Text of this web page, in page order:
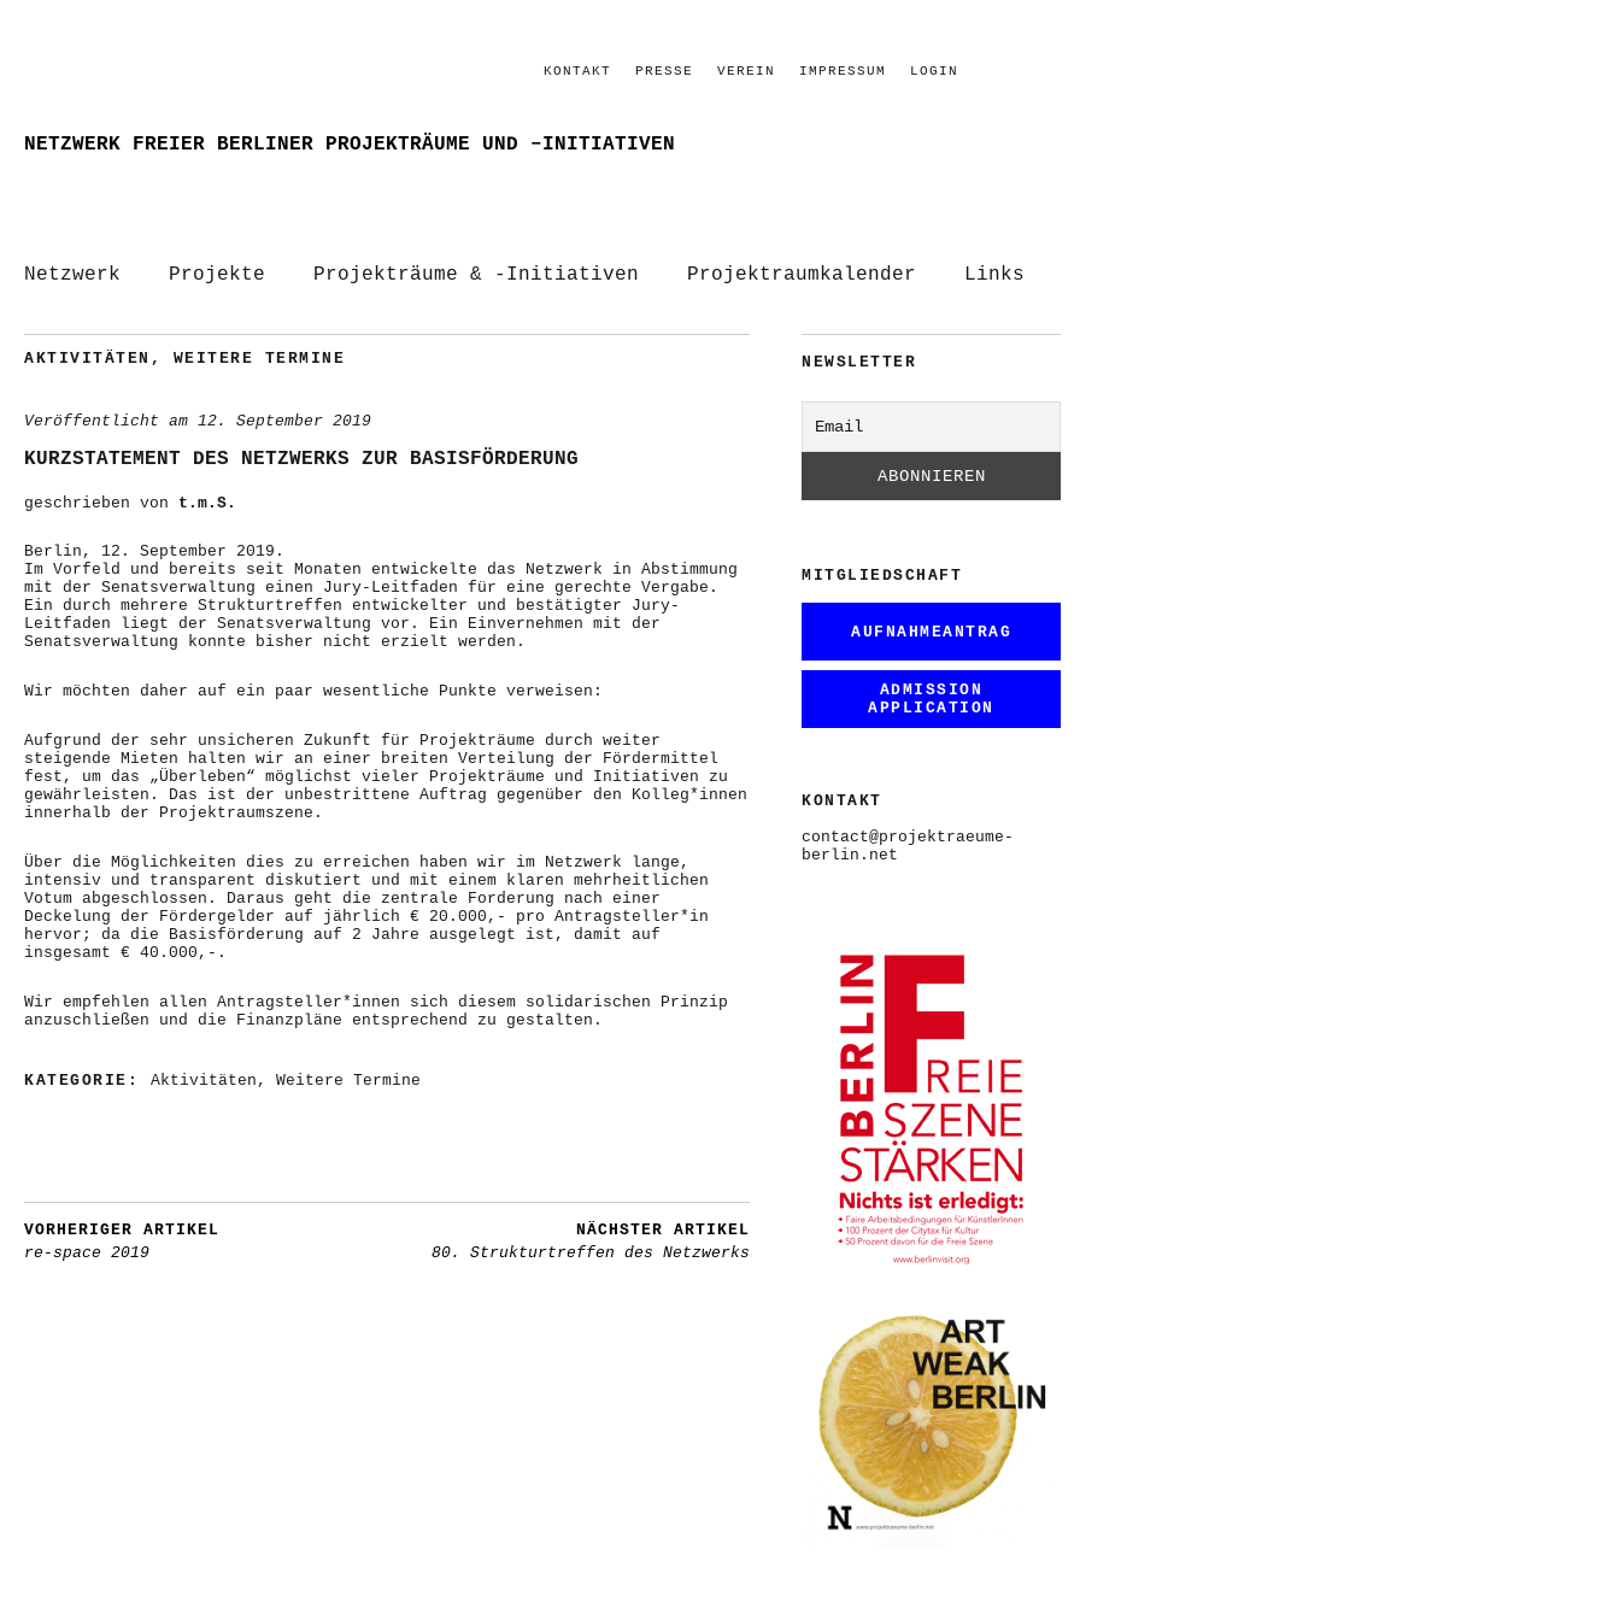
KONTAKT PRESSE VEREIN IMPRESSUM LOGIN
NETZWERK FREIER BERLINER PROJEKTRÄUME UND –INITIATIVEN
Netzwerk Projekte Projekträume & -Initiativen Projektraumkalender Links
AKTIVITÄTEN , WEITERE TERMINE
Veröffentlicht am 12. September 2019
KURZSTATEMENT DES NETZWERKS ZUR BASISFÖRDERUNG
geschrieben von t.m.S.
Berlin, 12. September 2019.
Im Vorfeld und bereits seit Monaten entwickelte das Netzwerk in Abstimmung
mit der Senatsverwaltung einen Jury-Leitfaden für eine gerechte Vergabe.
Ein durch mehrere Strukturtreffen entwickelter und bestätigter Jury-
Leitfaden liegt der Senatsverwaltung vor. Ein Einvernehmen mit der
Senatsverwaltung konnte bisher nicht erzielt werden.
Wir möchten daher auf ein paar wesentliche Punkte verweisen:
Aufgrund der sehr unsicheren Zukunft für Projekträume durch weiter
steigende Mieten halten wir an einer breiten Verteilung der Fördermittel
fest, um das „Überleben“ möglichst vieler Projekträume und Initiativen zu
gewährleisten. Das ist der unbestrittene Auftrag gegenüber den Kolleg*innen
innerhalb der Projektraumszene.
Über die Möglichkeiten dies zu erreichen haben wir im Netzwerk lange,
intensiv und transparent diskutiert und mit einem klaren mehrheitlichen
Votum abgeschlossen. Daraus geht die zentrale Forderung nach einer
Deckelung der Fördergelder auf jährlich € 20.000,- pro Antragsteller*in
hervor; da die Basisförderung auf 2 Jahre ausgelegt ist, damit auf
insgesamt € 40.000,-.
Wir empfehlen allen Antragsteller*innen sich diesem solidarischen Prinzip
anzuschließen und die Finanzpläne entsprechend zu gestalten.
KATEGORIE: Aktivitäten , Weitere Termine
VORHERIGER ARTIKEL
re-space 2019
NÄCHSTER ARTIKEL
80. Strukturtreffen des Netzwerks
NEWSLETTER
MITGLIEDSCHAFT
AUFNAHMEANTRAG
ADMISSION
APPLICATION
KONTAKT
contact@projektraeume-
berlin.net